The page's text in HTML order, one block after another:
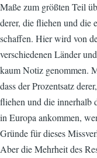
Maße zum größten Teil
derer, die fliehen und die
schaffen. Hier wird von
verschiedenen Länder
kaum Notiz genommen.
dass der Prozentsatz
fliehen und die innerhalb
in Europa ankommen,
Gründe für dieses
Aber die Mehrheit des